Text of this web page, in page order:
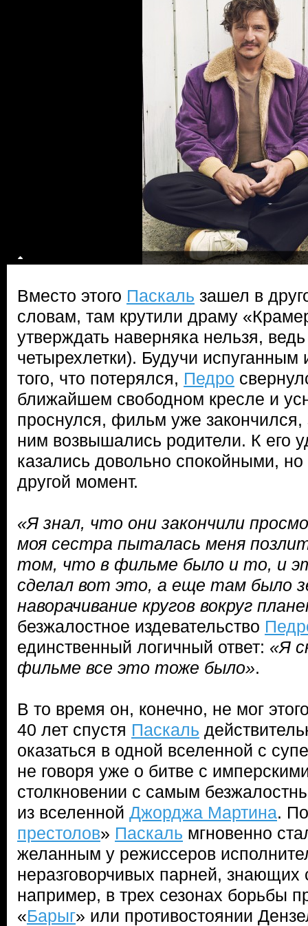
Вместо этого Паскаль зашел в
словам, там крутили драму
утверждать наверняка нельзя,
четырехлетки). Будучи
того, что потерялся, Педро
ближайшем свободном кресле и
проснулся, фильм уже закончился,
ним возвышались родители. К его
казались довольно спокойными,
другой момент.
«Я знал, что они закончили
моя сестра пыталась меня
том, что в фильме было и то, и
сделал вот это, а еще там было
наворачивание кругов вокруг
безжалостное издевательство
единственный логичный ответ: «Я
фильме все это тоже было».
В то время он, конечно, не мог
40 лет спустя Паскаль
оказаться в одной вселенной с
не говоря уже о битве с
столкновении с самым
из вселенной Джорджа Мартина.
престолов» Паскаль мгновенно
желанным у режиссеров
неразговорчивых парней, знающих
например, в трех сезонах борьбы
«Барыг» или противостоянии